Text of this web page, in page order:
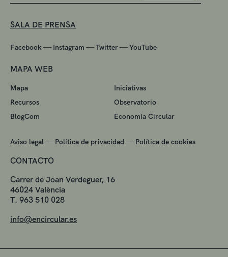
SALA DE PRENSA
Facebook — Instagram —Twitter—YouTube
MAPA WEB
Mapa
Iniciativas
Recursos
Observatorio
BlogCom
Economía Circular
Aviso legal — Política de privacidad — Política de cookies
CONTACTO
Carrer de Joan Verdeguer, 16
46024 València
T. 963 510 028
info@encircular.es